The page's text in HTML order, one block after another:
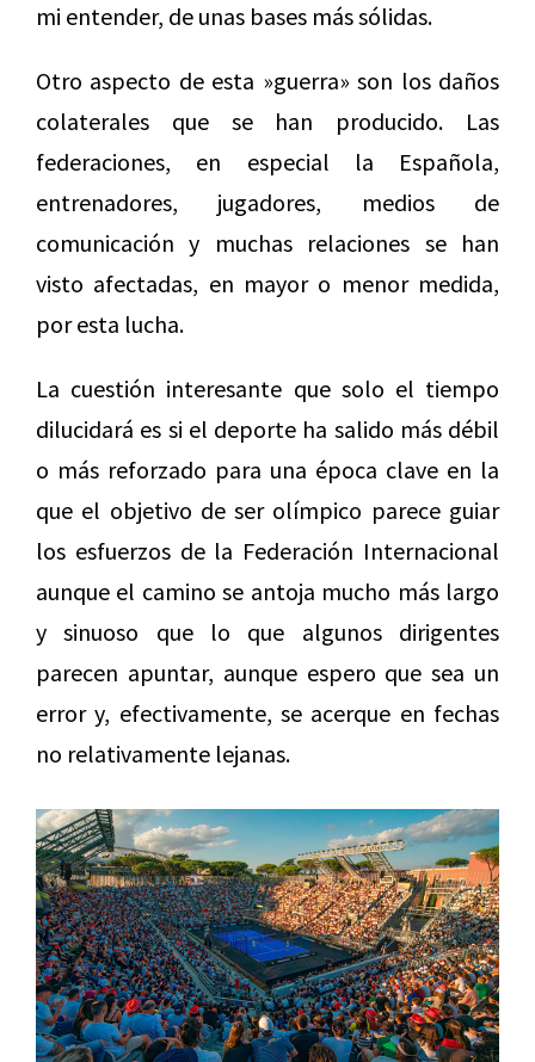
mi entender, de unas bases más sólidas.
Otro aspecto de esta »guerra» son los daños
colaterales que se han producido. Las
federaciones, en especial la Española,
entrenadores, jugadores, medios de
comunicación y muchas relaciones se han
visto afectadas, en mayor o menor medida,
por esta lucha.
La cuestión interesante que solo el tiempo
dilucidará es si el deporte ha salido más débil
o más reforzado para una época clave en la
que el objetivo de ser olímpico parece guiar
los esfuerzos de la Federación Internacional
aunque el camino se antoja mucho más largo
y sinuoso que lo que algunos dirigentes
parecen apuntar, aunque espero que sea un
error y, efectivamente, se acerque en fechas
no relativamente lejanas.